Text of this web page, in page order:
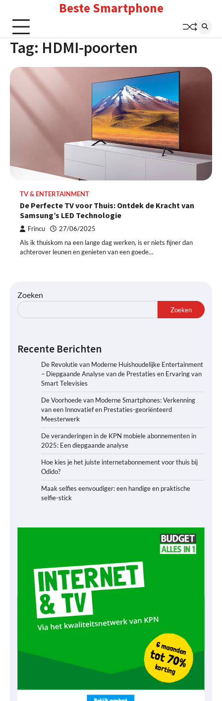
content
Beste Smartphone
Tag: HDMI-poorten
TV & ENTERTAINMENT
De Perfecte TV voor Thuis: Ontdek de Kracht van
Samsung’s LED Technologie
Frincu 27/06/2025
Als ik thuiskom na een lange dag werken, is er niets fijner dan
achterover leunen en genieten van een goede…
Zoeken
Zoeken
Recente Berichten
De Revolutie van Moderne Huishoudelijke Entertainment
– Diepgaande Analyse van de Prestaties en Ervaring van
Smart Televisies
De Voorhoede van Moderne Smartphones: Verkenning
van een Innovatief en Prestaties-georiënteerd
Meesterwerk
De veranderingen in de KPN mobiele abonnementen in
2025: Een diepgaande analyse
Hoe kies je het juiste internetabonnement voor thuis bij
Odido?
Maak selfies eenvoudiger: een handige en praktische
selfie-stick